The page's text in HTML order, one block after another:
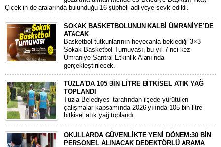
Çiçek’in de aralarında bulunduğu 16 şüpheli adliyeye sevk edildi.
SOKAK BASKETBOLUNUN KALBİ ÜMRANİYE’DE
ATACAK
Basketbol tutkunlarının heyecanla beklediği 3×3
Sokak Basketbol Turnuvası, bu yıl 7’nci kez
Ümraniye Santral Etkinlik Alanı’nda
gerçekleştirilecek.
TUZLA'DA 105 BİN LİTRE BİTKİSEL ATIK YAĞ
TOPLANDI
Tuzla Belediyesi tarafından ilçede yürütülen
çalışmalar kapsamında 2026 yılında 105 bin litre
bitkisel atık yağ toplandı.
OKULLARDA GÜVENLİKTE YENİ DÖNEM:30 BİN
PERSONEL ALINACAK DEDEKTÖRLÜ ARAMA